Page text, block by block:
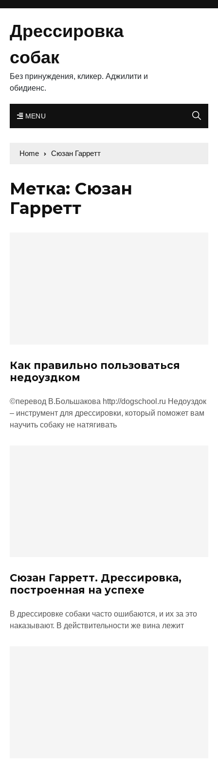
Дрессировка
собак
Без принуждения, кликер. Аджилити и
обидиенс.
MENU
Home Сюзан Гарретт
Метка: Сюзан
Гарретт
Как правильно пользоваться
недоуздком
©перевод В.Большакова http://dogschool.ru Недоуздок
– инструмент для дрессировки, который поможет вам
научить собаку не натягивать
Сюзан Гарретт. Дрессировка,
построенная на успехе
В дрессировке собаки часто ошибаются, и их за это
наказывают. В действительности же вина лежит